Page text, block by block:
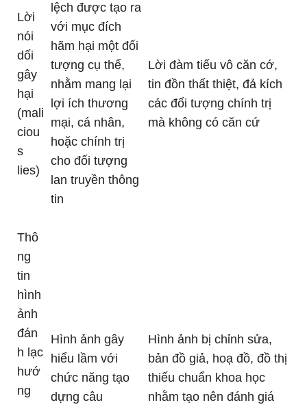
Lời
nói
dối
gây
hại
(mali
ciou
s
lies)
lệch được tạo ra
với mục đích
hãm hại một đối
tượng cụ thể,
nhằm mang lại
lợi ích thương
mại, cá nhân,
hoặc chính trị
cho đối tượng
lan truyền thông
tin
Lời đàm tiếu vô căn cớ,
tin đồn thất thiệt, đả kích
các đối tượng chính trị
mà không có căn cứ
Thô
ng
tin
hình
ảnh
đán
h lạc
hướ
ng
Hình ảnh gây
hiểu lầm với
chức năng tạo
dựng câu
Hình ảnh bị chỉnh sửa,
bản đồ giả, hoạ đồ, đồ thị
thiếu chuẩn khoa học
nhằm tạo nên đánh giá